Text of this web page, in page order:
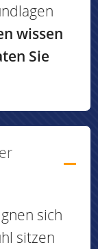
wissen
Sie
sich
sitzen